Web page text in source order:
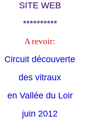
SITE WEB
**********
A revoir:
Circuit découverte
des vitraux
en Vallée du Loir
juin 2012